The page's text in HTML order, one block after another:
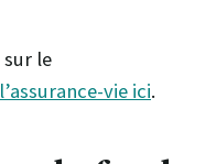
le
vie ici.